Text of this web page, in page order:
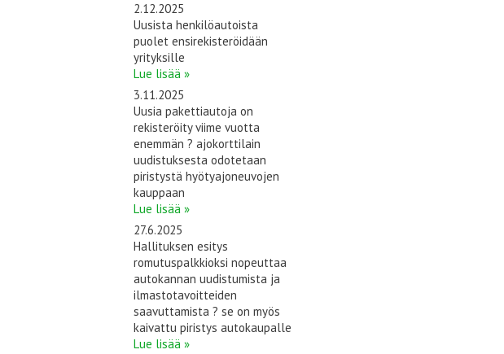
2.12.2025
Uusista henkilöautoista
puolet ensirekisteröidään
yrityksille
Lue lisää »
3.11.2025
Uusia pakettiautoja on
rekisteröity viime vuotta
enemmän ? ajokorttilain
uudistuksesta odotetaan
piristystä hyötyajoneuvojen
kauppaan
Lue lisää »
27.6.2025
Hallituksen esitys
romutuspalkkioksi nopeuttaa
autokannan uudistumista ja
ilmastotavoitteiden
saavuttamista ? se on myös
kaivattu piristys autokaupalle
Lue lisää »